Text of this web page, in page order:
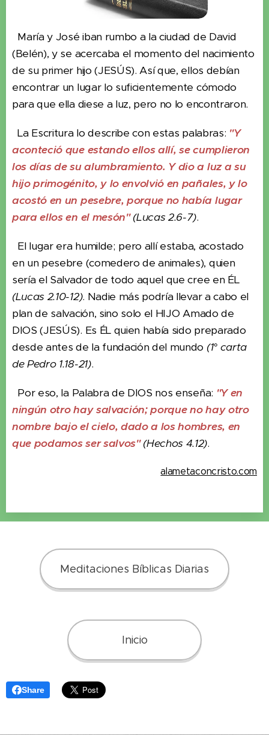
María y José iban rumbo a la ciudad de David
(Belén), y se acercaba el momento del nacimiento
de su primer hijo (JESÚS). Así que, ellos debían
encontrar un lugar lo suficientemente cómodo
para que ella diese a luz, pero no lo encontraron.
La Escritura lo describe con estas palabras: "Y
aconteció que estando ellos allí, se cumplieron
los días de su alumbramiento. Y dio a luz a su
hijo primogénito, y lo envolvió en pañales, y lo
acostó en un pesebre, porque no había lugar
para ellos en el mesón"(Lucas 2.6-7).
El lugar era humilde; pero allí estaba, acostado
en un pesebre (comedero de animales), quien
sería el Salvador de todo aquel que cree en ÉL
(Lucas 2.10-12). Nadie más podría llevar a cabo el
plan de salvación, sino solo el HIJO Amado de
DIOS (JESÚS). Es ÉL quien había sido preparado
desde antes de la fundación del mundo (1° carta
de Pedro 1.18-21).
Por eso, la Palabra de DIOS nos enseña: "Y en
ningún otro hay salvación; porque no hay otro
nombre bajo el cielo, dado a los hombres, en
que podamos ser salvos"(Hechos 4.12).
alametaconcristo.com
Meditaciones Bíblicas Diarias
Inicio
Share